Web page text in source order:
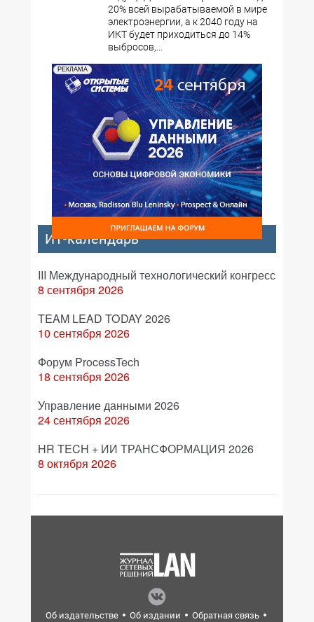
20% всей вырабатываемой в мире
электроэнергии, а к 2040 году на
ИКТ будет приходиться до 14%
выбросов,...
РЕКЛАМА
ИТ-календарь
III Международный технологический конгресс
8 сентября 2026
TEAM LEAD TODAY 2026
10 сентября 2026
Форум ProcessTech
18 сентября 2026
Управление данными 2026
24 сентября 2026
HR TECH + ИИ ТРАНСФОРМАЦИЯ 2026
8 октября 2026
Об издательстве Об издании
Обратная связь